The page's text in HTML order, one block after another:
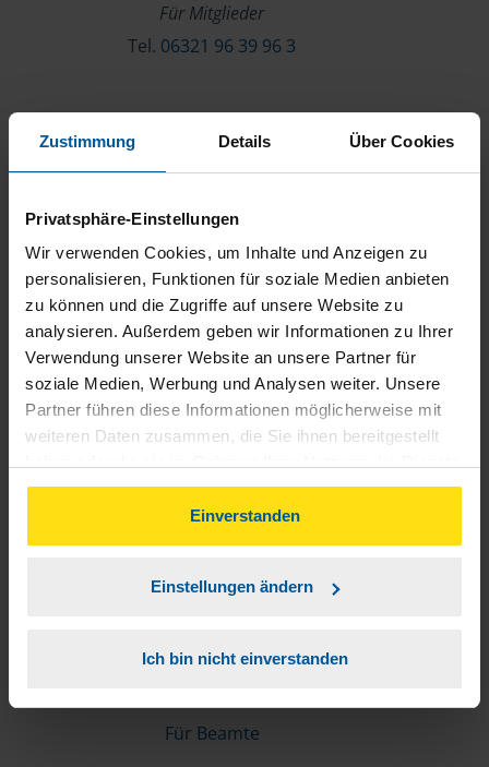
Zustimmung Details Über Cookies
Privatsphäre-Einstellungen
Wir verwenden Cookies, um Inhalte und Anzeigen zu
personalisieren, Funktionen für soziale Medien anbieten
zu können und die Zugriffe auf unsere Website zu
analysieren. Außerdem geben wir Informationen zu Ihrer
Verwendung unserer Website an unsere Partner für
soziale Medien, Werbung und Analysen weiter. Unsere
Partner führen diese Informationen möglicherweise mit
weiteren Daten zusammen, die Sie ihnen bereitgestellt
gesammelt haben. Indem Sie auf Einverstanden klicken,
können Sie der Verwendung von Cookies, gemäß
unserer
Einverstanden
Einstellungen ändern
Ich bin nicht einverstanden
Für Mitglieder
Tel. 06321 96 39 96 3
Über die VLH
Beratersuche
Karriere
Presse
Kontakt
Informationen für Mitglieder
Schnelleinstiege
Steuererklärung machen lassen
Online-Steuererklärung
Die erste Steuererklärung
Für Azubis
Für Beamte